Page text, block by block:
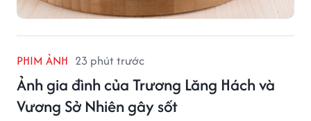
PHIM ẢNH 23 phút trước
Ảnh gia đình của Trương Lăng Hách và
Vương Sở Nhiên gây sốt